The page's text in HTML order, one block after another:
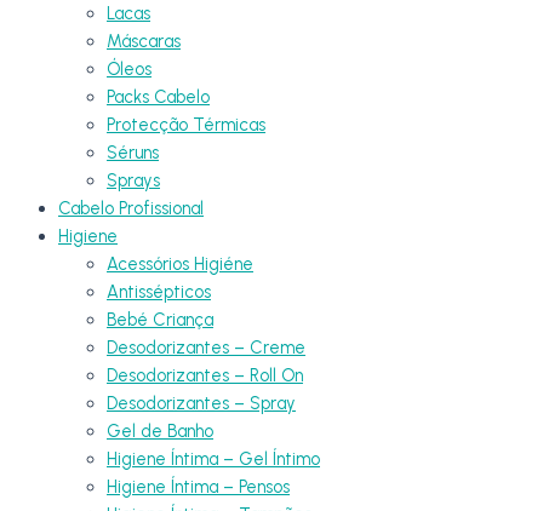
Lacas
Máscaras
Óleos
Packs Cabelo
Protecção Térmicas
Séruns
Sprays
Cabelo Profissional
Higiene
Acessórios Higiéne
Antissépticos
Bebé Criança
Desodorizantes – Creme
Desodorizantes – Roll On
Desodorizantes – Spray
Gel de Banho
Higiene Íntima – Gel Íntimo
Higiene Íntima – Pensos